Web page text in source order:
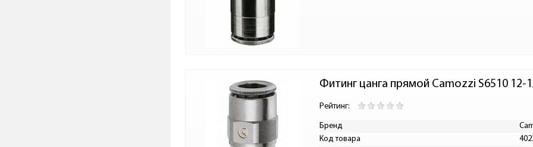
Фитинг цанга прямой Camozzi S6510 12-
Рейтинг:
Бренд
Код товара